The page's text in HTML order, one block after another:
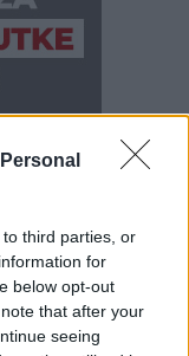
third parties, or
for
below opt-out
that after your
seeing